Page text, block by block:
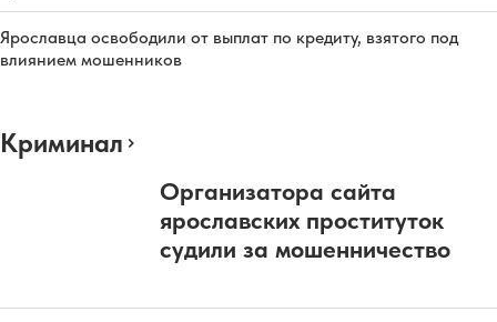
Ярославца освободили от выплат по кредиту, взятого под
влиянием мошенников
Криминал
Организатора сайта
ярославских проституток
судили за мошенничество